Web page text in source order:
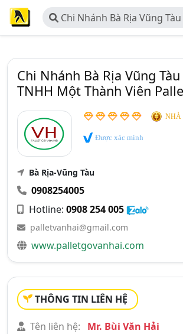
Chi Nhánh Bà Rịa Vũng Tàu
Công Ty TNHH Một Thành
Chi Nhánh Bà Rịa Vũng
TNHH Một Thành Viên
NHÀ
Được xác minh
Bà Rịa-Vũng Tàu
0908254005
Hotline: 0908 254 005
palletvanhai@gmail.com
www.palletgovanhai.com
THÔNG TIN LIÊN HỆ
Tên liên hệ:
Mr. Bùi Văn Hải